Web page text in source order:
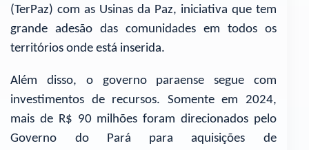
(TerPaz) com as Usinas da Paz, iniciativa que tem
grande adesão das comunidades em todos os
territórios onde está inserida.
Além disso, o governo paraense segue com
investimentos de recursos. Somente em 2024,
mais de R$ 90 milhões foram direcionados pelo
Governo do Pará para aquisições de